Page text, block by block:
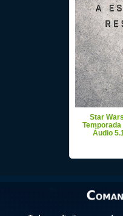
Star
Temporada
Áudio